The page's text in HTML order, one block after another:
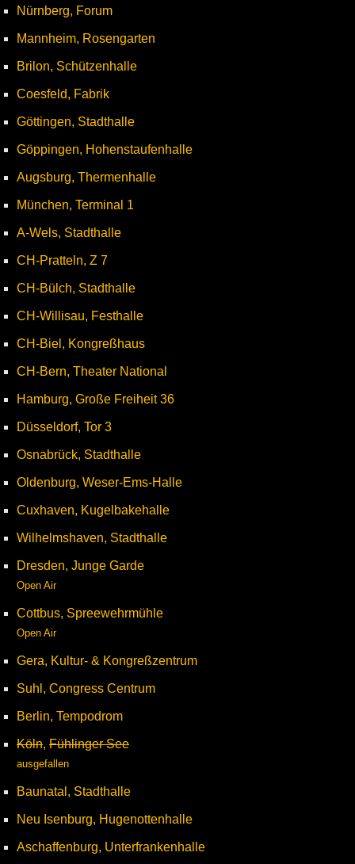
Nürnberg, Forum
Mannheim, Rosengarten
Brilon, Schützenhalle
Coesfeld, Fabrik
Göttingen, Stadthalle
Göppingen, Hohenstaufenhalle
Augsburg, Thermenhalle
München, Terminal 1
A-Wels, Stadthalle
CH-Pratteln, Z 7
CH-Bülch, Stadthalle
CH-Willisau, Festhalle
CH-Biel, Kongreßhaus
CH-Bern, Theater National
Hamburg, Große Freiheit 36
Düsseldorf, Tor 3
Osnabrück, Stadthalle
Oldenburg, Weser-Ems-Halle
Cuxhaven, Kugelbakehalle
Wilhelmshaven, Stadthalle
Dresden, Junge Garde
Open Air
Cottbus, Spreewehrmühle
Open Air
Gera, Kultur- & Kongreßzentrum
Suhl, Congress Centrum
Berlin, Tempodrom
Köln, Fühlinger See
ausgefallen
Baunatal, Stadthalle
Neu Isenburg, Hugenottenhalle
Aschaffenburg, Unterfrankenhalle